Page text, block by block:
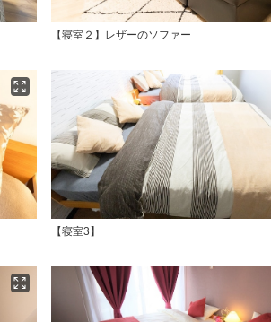
【寝室２】レザーのソファー
【寝室3】